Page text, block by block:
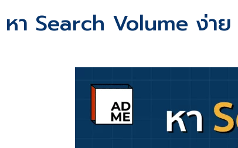
หา Search Volume ง่า